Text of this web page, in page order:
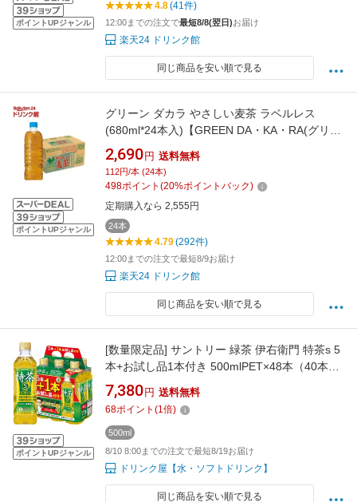
ポイントUPジャンル
4.8(41件)
12:00までの注文で最短8/8(翌日)お届け
楽天24 ドリンク館
同じ商品を安い順で見る
ポイントUPジャンル
グリーン ダカラ やさしい麦茶 ラベルレス
(680ml*24本入)【GREEN DA・KA・RA(グリー
ンダカラ)】
2,690 円 送料無料
112円/本 (24本)
498ポイント (20%ポイントバック)
定期購入なら 2,555円
24本
4.79(292件)
12:00までの注文で最短8/9お届け
楽天24 ドリンク館
同じ商品を安い順で見る
ポイントUPジャンル
[数量限定品] サントリー 緑茶 伊右衛門 特茶s 5
本+お試し品1本付き 500mlPET×48本（40本+8
本）【3〜4営業日以内に出荷】 お茶 ペットボ
トル 緑茶 カテキン 体脂肪 ダイエット トクホ
特保 いえもん
7,380 円 送料無料
68ポイント (1倍)
500ml
8/10 8:00までの注文で最短8/19お届け
ドリンク屋【水・ソフトドリンク】
同じ商品を安い順で見る